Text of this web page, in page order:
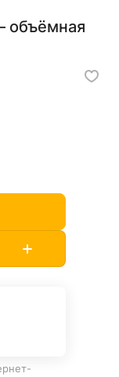
объёмная